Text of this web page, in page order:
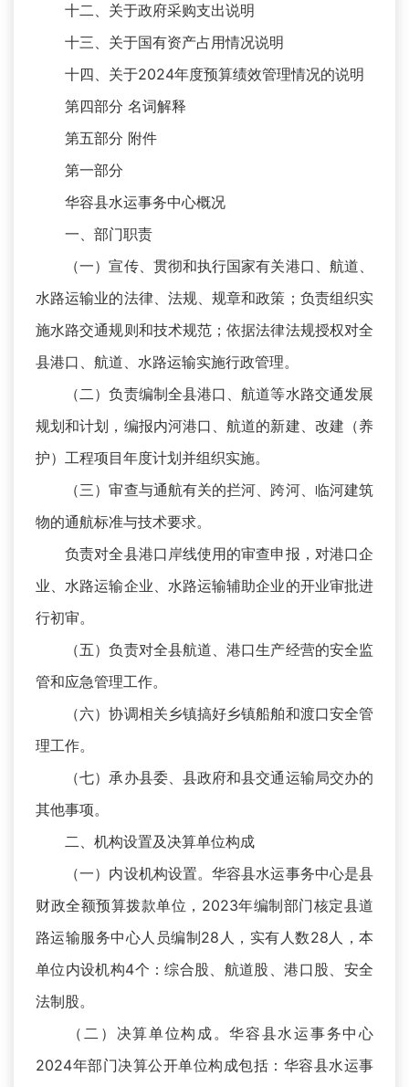
十二、关于政府采购支出说明
十三、关于国有资产占用情况说明
十四、关于2024年度预算绩效管理情况的说明
第四部分 名词解释
第五部分 附件
第一部分
华容县水运事务中心概况
一、部门职责
（一）宣传、贯彻和执行国家有关港口、航道、
水路运输业的法律、法规、规章和政策；负责组织实
施水路交通规则和技术规范；依据法律法规授权对全
县港口、航道、水路运输实施行政管理。
（二）负责编制全县港口、航道等水路交通发展
规划和计划，编报内河港口、航道的新建、改建（养
护）工程项目年度计划并组织实施。
（三）审查与通航有关的拦河、跨河、临河建筑
物的通航标准与技术要求。
负责对全县港口岸线使用的审查申报，对港口企
业、水路运输企业、水路运输辅助企业的开业审批进
行初审。
（五）负责对全县航道、港口生产经营的安全监
管和应急管理工作。
（六）协调相关乡镇搞好乡镇船舶和渡口安全管
理工作。
（七）承办县委、县政府和县交通运输局交办的
其他事项。
二、机构设置及决算单位构成
（一）内设机构设置。华容县水运事务中心是县
财政全额预算拨款单位，2023年编制部门核定县道
路运输服务中心人员编制28人，实有人数28人，本
单位内设机构4个：综合股、航道股、港口股、安全
法制股。
（二）决算单位构成。华容县水运事务中心
2024年部门决算公开单位构成包括：华容县水运事